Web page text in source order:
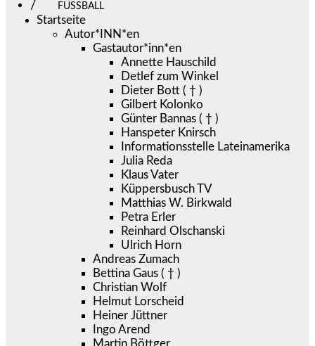
FUSSBALL
Startseite
Autor*INN*en
Gastautor*inn*en
Annette Hauschild
Detlef zum Winkel
Dieter Bott ( † )
Gilbert Kolonko
Günter Bannas ( † )
Hanspeter Knirsch
Informationsstelle Lateinamerika
Julia Reda
Klaus Vater
Küppersbusch TV
Matthias W. Birkwald
Petra Erler
Reinhard Olschanski
Ulrich Horn
Andreas Zumach
Bettina Gaus ( † )
Christian Wolf
Helmut Lorscheid
Heiner Jüttner
Ingo Arend
Martin Böttger